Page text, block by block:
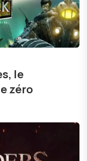
le
zéro